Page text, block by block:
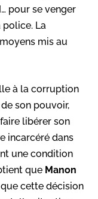
pour se venger
police. La
mis au
à la corruption
son pouvoir,
libérer son
incarcéré dans
une condition
que Manon
cette décision